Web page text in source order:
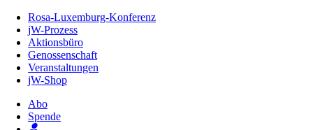
Inhalt
Seite
Rosa-Luxemburg-Konferenz
jW-Prozess
Aktionsbüro
Genossenschaft
Veranstaltungen
jW-Shop
Abo
Spende